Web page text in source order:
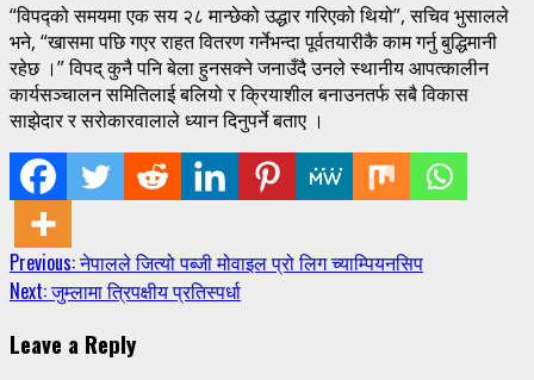
“विपद्को समयमा एक सय २८ मान्छेको उद्धार गरिएको थियो”, सचिव भुसालले
भने, “खासमा पछि गएर राहत वितरण गर्नेभन्दा पूर्वतयारीकै काम गर्नु बुद्धिमानी
रहेछ ।” विपद् कुनै पनि बेला हुनसक्ने जनाउँदै उनले स्थानीय आपत्कालीन
कार्यसञ्चालन समितिलाई बलियो र क्रियाशील बनाउनतर्फ सबै विकास
साझेदार र सरोकारवालाले ध्यान दिनुपर्ने बताए ।
Continue
Reading
Previous:नेपालले जित्यो पब्जी मोवाइल प्रो लिग च्याम्पियनसिप
Next:जुम्लामा त्रिपक्षीय प्रतिस्पर्धा
Leave a Reply